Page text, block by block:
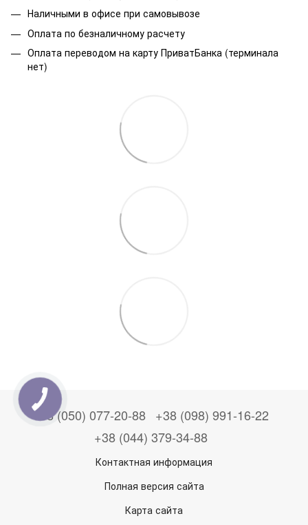
Наличными в офисе при самовывозе
Оплата по безналичному расчету
Оплата переводом на карту ПриватБанка (терминала
нет)
+38 (050) 077-20-88 +38 (098) 991-16-22
+38 (044) 379-34-88
Контактная информация
Полная версия сайта
Карта сайта